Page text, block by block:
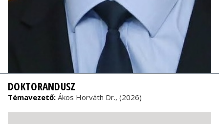
DOKTORANDUSZ
Témavezető: Ákos Horváth Dr., (2026)